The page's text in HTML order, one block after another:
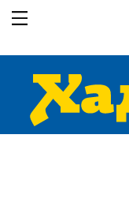
основного